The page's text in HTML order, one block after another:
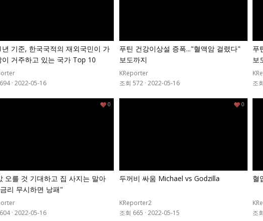
년 기준, 한국국적의 재외국민이 가
이 거주하고 있는 국가 Top 10
· 2022-05-16
푸틴 건강이상설 증폭..."혈액암 걸렸다"
보도까지
KReporter
조회 572 · 2022-05-16
푸
보
조
오를 것 기대하고 집 사지는 말아
리 무시하면 낭패"
· 2022-05-16
0
두꺼비 싸움 Michael vs Godzilla
KReporter2
조회 665 · 2022-05-15
0
혈
조